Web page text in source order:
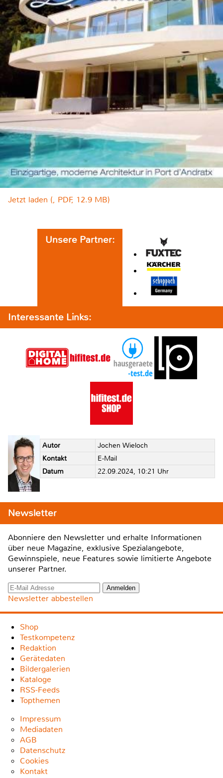
Jetzt laden (, PDF, 12.9 MB)
Unsere Partner:
Interessante Links:
Autor
Jochen Wieloch
Kontakt
E-Mail
Datum
22.09.2024, 10:21 Uhr
Newsletter
Abonniere den Newsletter und erhalte Informationen
über neue Magazine, exklusive Spezialangebote,
Gewinnspiele, neue Features sowie limitierte Angebote
unserer Partner.
Newsletter abbestellen
Shop
Testkompetenz
Redaktion
Gerätedaten
Bildergalerien
Kataloge
RSS-Feeds
Topthemen
Impressum
Mediadaten
AGB
Datenschutz
Cookies
Kontakt